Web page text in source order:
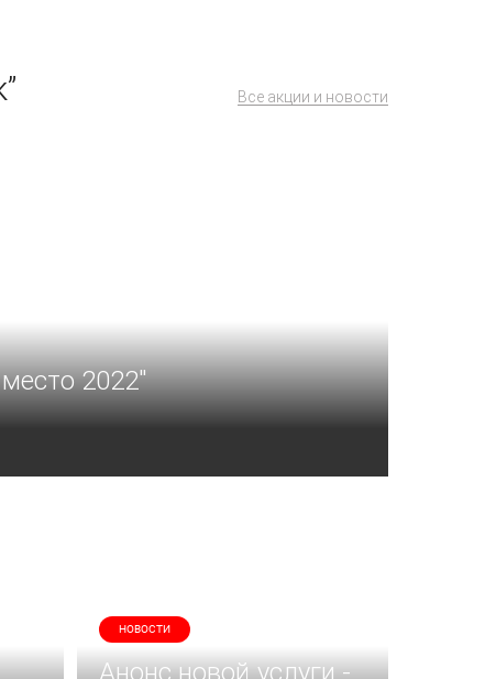
Все акции и новости
2022"
НОВОСТИ
Анонс новой услуги -